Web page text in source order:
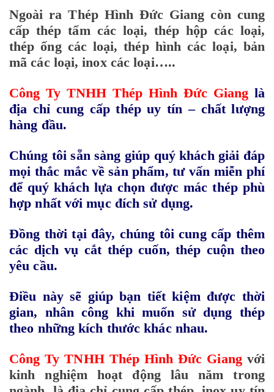
Ngoài raThép Hình Đức Giang còn cung
cấp thép tấm các loại, thép hộp các loại,
thép ống các loại, thép hình các loại, bản
mã các loại, inox các loại…..
Công Ty TNHH Thép Hình Đức Giang là
địa chỉ cung cấp thép uy tín – chất lượng
hàng đầu.
Chúng tôi sẵn sàng giúp quý khách giải đáp
mọi thắc mắc về sản phẩm, tư vấn miễn phí
để quý khách lựa chọn được mác thép phù
hợp nhất với mục đích sử dụng.
Đồng thời tại đây, chúng tôi cung cấp thêm
các dịch vụ cắt thép cuốn, thép cuộn theo
yêu cầu.
Điều này sẽ giúp bạn tiết kiệm được thời
gian, nhân công khi muốn sử dụng thép
theo những kích thước khác nhau.
Công Ty TNHH Thép Hình Đức Giang với
kinh nghiệm hoạt động lâu năm trong